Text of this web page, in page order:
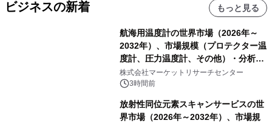
ビジネスの新着 もっと見る
航海用温度計の世界市場（2026年～
2032年）、市場規模（プロテクター温
度計、圧力温度計、その他）・分析レ
ポートを発表
株式会社マーケットリサーチセンター
3時間前
放射性同位元素スキャンサービスの世
界市場（2026年～2032年）、市場規